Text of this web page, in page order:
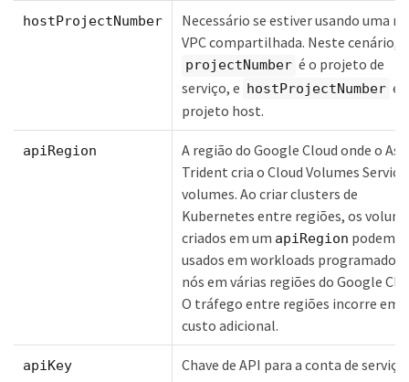
hostProjectNumber
Necessário se estiver usando uma
VPC compartilhada. Neste cenário,
projectNumber é o projeto de
serviço, e hostProjectNumber é
projeto host.
apiRegion
A região do Google Cloud onde o
Trident cria o Cloud Volumes Service
volumes. Ao criar clusters de
Kubernetes entre regiões, os
criados em um apiRegion podem
usados em workloads programados
nós em várias regiões do Google
O tráfego entre regiões incorre em
custo adicional.
apiKey
Chave de API para a conta de